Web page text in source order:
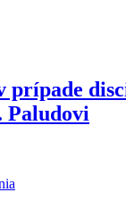
prípade
Paludovi